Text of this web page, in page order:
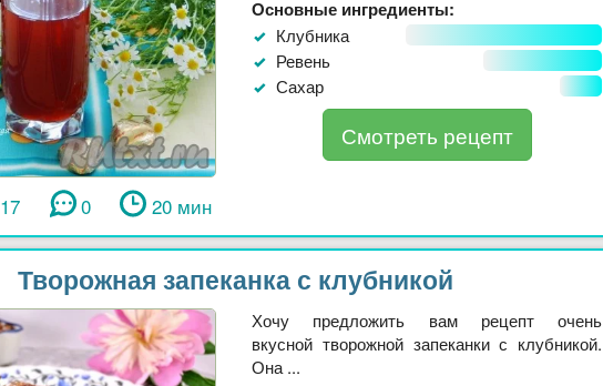
17 0 20 мин
Основные ингредиенты:
Клубника
Ревень
Сахар
Смотреть рецепт
Творожная запеканка с клубникой
Хочу предложить вам рецепт очень
вкусной творожной запеканки с клубникой.
Она ...